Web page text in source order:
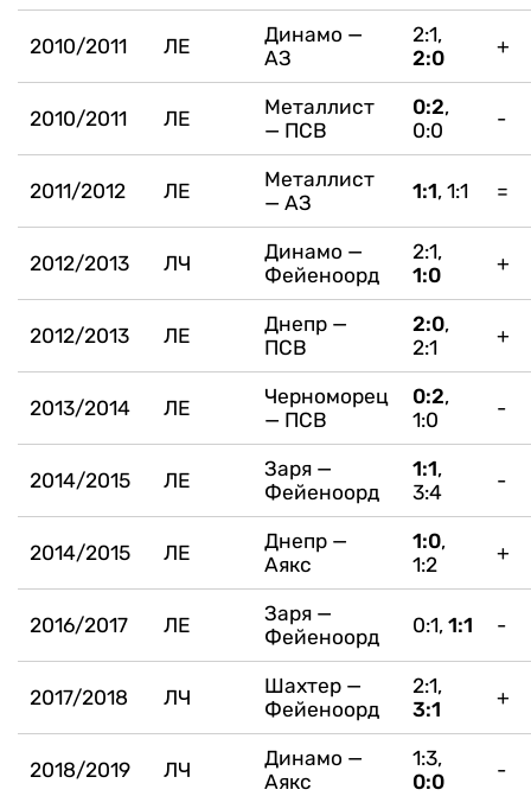
2010/2011 ЛЕ
Динамо —
АЗ
2:1,
2:0
+
2010/2011 ЛЕ
Металлист
— ПСВ
0:2,
0:0
-
2011/2012 ЛЕ
Металлист
— АЗ
1:1, 1:1 =
2012/2013 ЛЧ
Динамо —
Фейеноорд
2:1,
1:0
+
2012/2013 ЛЕ
Днепр —
ПСВ
2:0,
2:1
+
2013/2014 ЛЕ
Черноморец
— ПСВ
0:2,
1:0
-
2014/2015 ЛЕ
Заря —
Фейеноорд
1:1,
3:4
-
2014/2015 ЛЕ
Днепр —
Аякс
1:0,
1:2
+
2016/2017 ЛЕ
Заря —
Фейеноорд
0:1, 1:1 -
2017/2018 ЛЧ
Шахтер —
Фейеноорд
2:1,
3:1
+
2018/2019 ЛЧ
Динамо —
Аякс
1:3,
0:0
-